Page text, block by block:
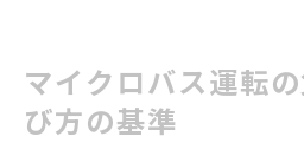
マイクロバス運転
び方の基準